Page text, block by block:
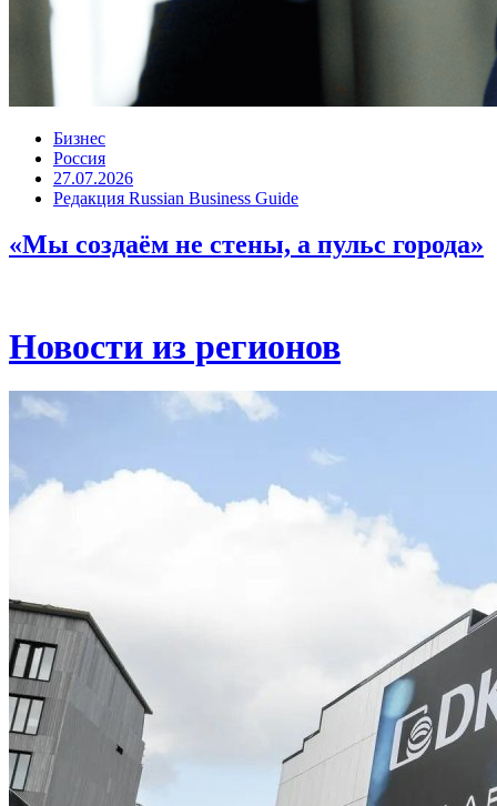
Бизнес
Россия
27.07.2026
Редакция Russian Business Guide
«Мы создаём не стены, а пульс города»
Новости из регионов